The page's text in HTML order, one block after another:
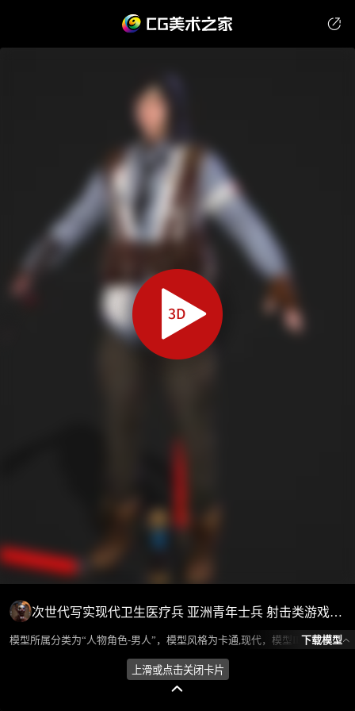
次世代写实现代卫生医疗兵 亚洲青年士兵 射击类游戏人物角色
模型所属分类为“人物角色-男人”，模型风格为卡通,现代，模型ID为103443，本模型由设计师 不爱喝水的鱼 在2024-10-24 18:34:45上传，含.fbx，.gltf相关源文件下载格式，点数为10933，面数为13940，材质数为10，贴图数为21，CG美术之家持续为您更新与数字孪生、影视动画和游戏VR等相关优质资源。
下载模型
上滑或点击关闭卡片